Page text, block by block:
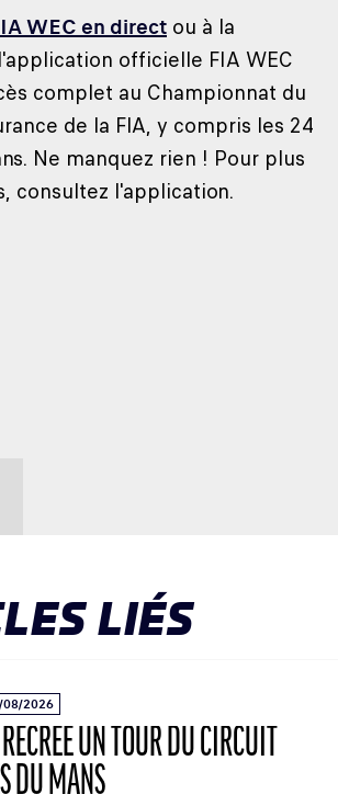
WEC en direct ou à la
officielle FIA WEC
complet au Championnat du
de la FIA, y compris les 24
Ne manquez rien ! Pour plus
consultez l'application.
LIÉS
08/2026
UN TOUR DU CIRCUIT
DU MANS